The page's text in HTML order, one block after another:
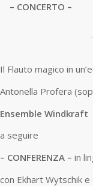
– CONCERTO –
Il Flauto magico in
Antonella Profera
Ensemble Windkraft
a seguire
– CONFERENZA – in
con Ekhart Wytschik e